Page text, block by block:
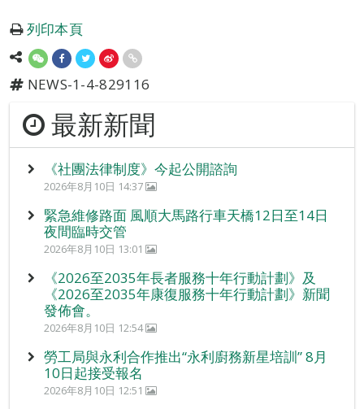
列印本頁
NEWS-1-4-829116
最新新聞
《社團法律制度》今起公開諮詢
2026年8月10日 14:37
緊急維修路面 風順大馬路行車天橋12日至14日
夜間臨時交管
2026年8月10日 13:01
《2026至2035年長者服務十年行動計劃》及
《2026至2035年康復服務十年行動計劃》新聞
發佈會。
2026年8月10日 12:54
勞工局與永利合作推出“永利廚務新星培訓” 8月
10日起接受報名
2026年8月10日 12:51